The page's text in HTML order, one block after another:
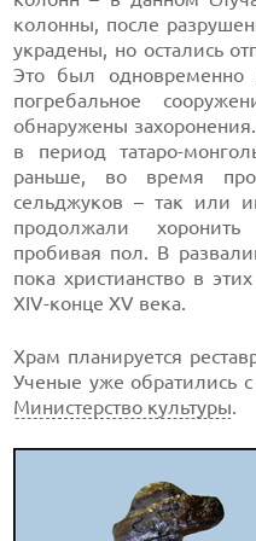
колонны, после
украдены, но остались
Это был одновременно
погребальное
обнаружены
в период татаро-
раньше, во время
сельджуков – так или
продолжали
пробивая пол. В
пока христианство в
XIV-конце XV века.
Храм планируется
Ученые уже обратились
Министерство культуры.